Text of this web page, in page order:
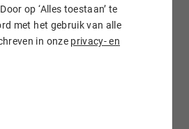
op ‘Alles toestaan’ te
met het gebruik van alle
in onze privacy- en
bij Hostnet
moet je bij Hostnet zijn.
jouw .do domeinnaam
hostingoplossingen in huis,